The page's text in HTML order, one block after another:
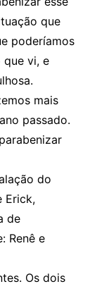
que
poderíamos
que vi, e
mais
passado.
do
Erick,
de
Renê e
Os dois